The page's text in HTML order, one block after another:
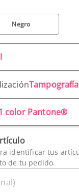
Negro
Tampografía
color Pantone®
identificar tus
de tu pedido.